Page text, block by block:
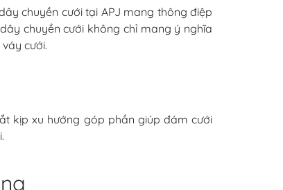
chuyền cưới tại APJ mang thông điệp
chuyền cưới không chỉ mang ý nghĩa
cưới.
kịp xu hướng góp phần giúp đám cưới